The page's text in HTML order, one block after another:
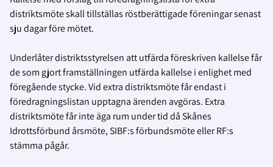
distriktsmöte skall tillställas röstberättigade föreningar senast
sju dagar före mötet.
Underlåter distriktsstyrelsen att utfärda föreskriven kallelse får
de som gjort framställningen utfärda kallelse i enlighet med
föregående stycke. Vid extra distriktsmöte får endast i
föredragningslistan upptagna ärenden avgöras. Extra
distriktsmöte får inte äga rum under tid då Skånes
Idrottsförbund årsmöte, SIBF:s förbundsmöte eller RF:s
stämma pågår.